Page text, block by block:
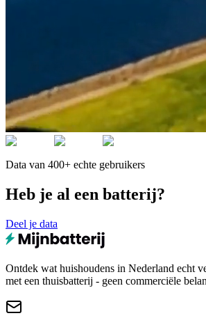
Data van 400+ echte gebruikers
Heb je al een batterij?
Deel je data
Ontdek wat huishoudens in Nederland echt
met een thuisbatterij - geen commerciële